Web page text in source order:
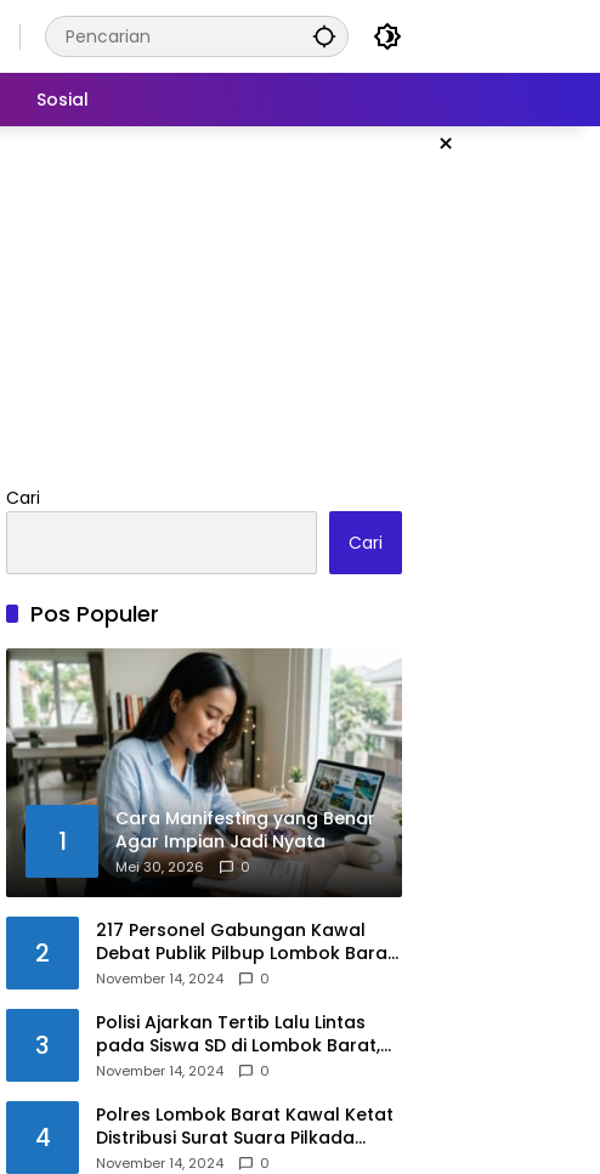
Sosial
×
Cari
Cari
Pos Populer
1
Cara Manifesting yang Benar
Agar Impian Jadi Nyata
Mei 30, 2026 0
2
217 Personel Gabungan Kawal
Debat Publik Pilbup Lombok Barat
2024
November 14, 2024 0
3
Polisi Ajarkan Tertib Lalu Lintas
pada Siswa SD di Lombok Barat,
Apa Saja Materinya?
November 14, 2024 0
4
Polres Lombok Barat Kawal Ketat
Distribusi Surat Suara Pilkada
2024
November 14, 2024 0